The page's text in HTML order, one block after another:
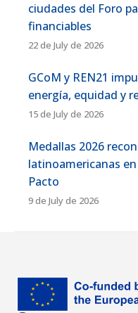
ciudades del Foro
financiables
22 de July de 2026
GCoM y REN21
energía, equidad y
15 de July de 2026
Medallas 2026
latinoamericanas
Pacto
9 de July de 2026